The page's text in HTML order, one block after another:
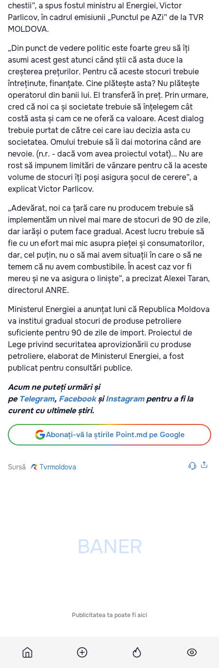
chestii”, a spus fostul ministru al Energiei, Victor
Parlicov, în cadrul emisiunii „Punctul pe AZi” de la TVR
MOLDOVA.
„Din punct de vedere politic este foarte greu să îți
asumi acest gest atunci când știi că asta duce la
creșterea prețurilor. Pentru că aceste stocuri trebuie
întreținute, finanțate. Cine plătește asta? Nu plătește
operatorul din banii lui. El transferă în preț. Prin urmare,
cred că noi ca și societate trebuie să înțelegem cât
costă asta și cam ce ne oferă ca valoare. Acest dialog
trebuie purtat de către cei care iau decizia asta cu
societatea. Omului trebuie să îi dai motorina când are
nevoie. (n.r. - dacă vom avea proiectul votat)... Nu are
rost să impunem limitări de vânzare pentru că la aceste
volume de stocuri îți poși asigura șocul de cerere”, a
explicat Victor Parlicov.
„Adevărat, noi ca țară care nu producem trebuie să
implementăm un nivel mai mare de stocuri de 90 de zile,
dar iarăși o putem face gradual. Acest lucru trebuie să
fie cu un efort mai mic asupra pieței și consumatorilor,
dar, cel puțin, nu o să mai avem situații în care o să ne
temem că nu avem combustibile. În acest caz vor fi
mereu și ne va asigura o liniște”, a precizat Alexei Taran,
directorul ANRE.
Ministerul Energiei a anunțat luni că Republica Moldova
va institui gradual stocuri de produse petroliere
suficiente pentru 90 de zile de import. Proiectul de
Lege privind securitatea aprovizionării cu produse
petroliere, elaborat de Ministerul Energiei, a fost
publicat pentru consultări publice.
Acum ne puteți urmări și
pe Telegram, Facebook șiInstagrampentru a fi la
curent cu ultimele știri.
Abonați-vă la știrile Point.md pe Google
Sursă Tvrmoldova
Publicitatea ta poate fi aici